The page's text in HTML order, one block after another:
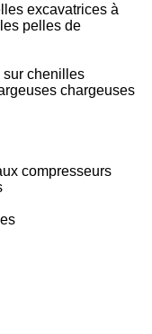
excavatrices à
pelles de
sur chenilles
chargeuses
compresseurs